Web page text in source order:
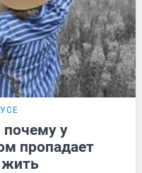
у
пропадает
жить